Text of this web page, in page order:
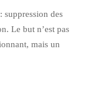
suppression des
Le but n’est pas
mais un